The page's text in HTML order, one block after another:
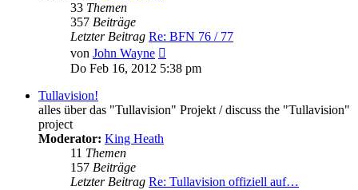
33 Themen
357 Beiträge
Letzter Beitrag Re: BFN 76 / 77
von John Wayne
Beitrag
Do Feb 16, 2012 5:38 pm
Tullavision!
alles über das "Tullavision" Projekt / discuss the "Tullavision"
project
Moderator: King Heath
11 Themen
157 Beiträge
Letzter Beitrag Re: Tullavision offiziell auf…